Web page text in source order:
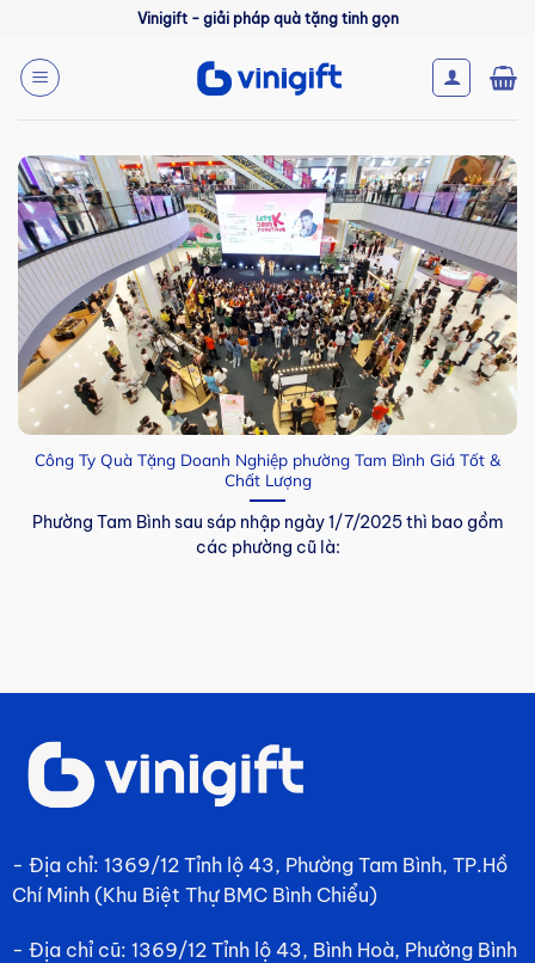
nội
dung
Vinigift - giải pháp quà tặng tinh gọn
Công Ty Quà Tặng Doanh Nghiệp phường Tam Bình Giá Tốt &
Chất Lượng
Phường Tam Bình sau sáp nhập ngày 1/7/2025 thì bao gồm
các phường cũ là:
- Địa chỉ: 1369/12 Tỉnh lộ 43, Phường Tam Bình, TP.Hồ
Chí Minh (Khu Biệt Thự BMC Bình Chiểu)
- Địa chỉ cũ: 1369/12 Tỉnh lộ 43, Bình Hoà, Phường Bình